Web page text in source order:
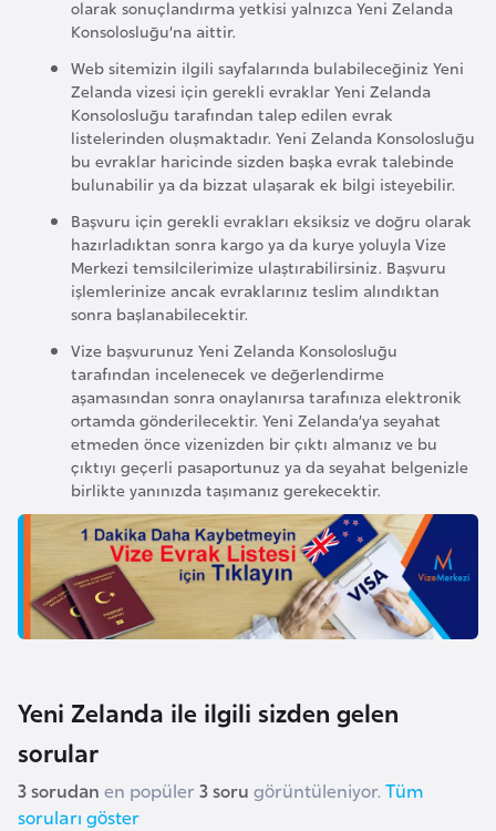
olarak sonuçlandırma yetkisi yalnızca Yeni Zelanda
Konsolosluğu’na aittir.
Web sitemizin ilgili sayfalarında bulabileceğiniz Yeni
Zelanda vizesi için gerekli evraklar Yeni Zelanda
Konsolosluğu tarafından talep edilen evrak
listelerinden oluşmaktadır. Yeni Zelanda Konsolosluğu
bu evraklar haricinde sizden başka evrak talebinde
bulunabilir ya da bizzat ulaşarak ek bilgi isteyebilir.
Başvuru için gerekli evrakları eksiksiz ve doğru olarak
hazırladıktan sonra kargo ya da kurye yoluyla Vize
Merkezi temsilcilerimize ulaştırabilirsiniz. Başvuru
işlemlerinize ancak evraklarınız teslim alındıktan
sonra başlanabilecektir.
Vize başvurunuz Yeni Zelanda Konsolosluğu
tarafından incelenecek ve değerlendirme
aşamasından sonra onaylanırsa tarafınıza elektronik
ortamda gönderilecektir. Yeni Zelanda’ya seyahat
etmeden önce vizenizden bir çıktı almanız ve bu
çıktıyı geçerli pasaportunuz ya da seyahat belgenizle
birlikte yanınızda taşımanız gerekecektir.
Yeni Zelanda ile ilgili sizden gelen
sorular
3 sorudan en popüler3 soru görüntüleniyor. Tüm
soruları göster
F
a
n
s
G
a
o